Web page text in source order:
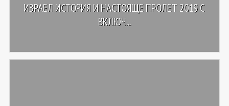
ИЗРАЕЛ ИСТОРИЯ И НАСТОЯЩЕ ПРОЛЕТ 2019 С
ВКЛЮЧ...